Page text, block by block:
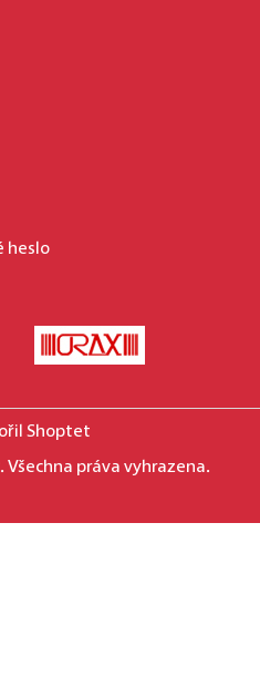
heslo
Shoptet
. Všechna práva vyhrazena.